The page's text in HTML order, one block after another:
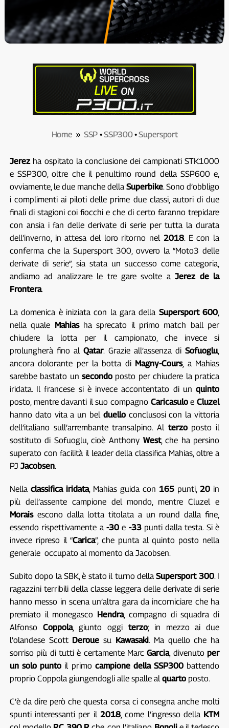
Home » SSP •SSP300•Supersport
Jerezha ospitato la conclusione dei campionati STK1000
e SSP300, oltre che il penultimo round della SSP600 e,
ovviamente, le due manche dellaSuperbike. Sono d’obbligo
i complimenti ai piloti delle prime due classi, autori di due
finali di stagioni coi fiocchi e che di certo faranno trepidare
con ansia i fan delle derivate di serie per tutta la durata
dell’inverno, in attesa del loro ritorno nel 2018. E con la
conferma che la Supersport 300, ovvero la “Moto3 delle
derivate di serie”, sia stata un successo come categoria,
andiamo ad analizzare le tre gare svolte aJerez de la
Frontera.
La domenica è iniziata con la gara della Supersport 600,
nella quale Mahiasha sprecato il primo match ball per
chiudere la lotta per il campionato, che invece si
prolungherà fino alQatar. Grazie all’assenza diSofuoglu,
ancora dolorante per la botta di Magny-Cours, a Mahias
sarebbe bastato unsecondo posto per chiudere la pratica
iridata. Il francese si è invece accontentato di unquinto
posto, mentre davanti il suo compagno CaricasuloeCluzel
hanno dato vita a un bel duelloconclusosi con la vittoria
dell’italiano sull’arrembante transalpino. Al terzoposto il
sostituto di Sofuoglu, cioè Anthony West, che ha persino
superato con facilità il leader della classifica Mahias, oltre a
PJ Jacobsen.
Nella classifica iridata, Mahias guida con 165 punti, 20 in
più dell’assente campione del mondo, mentre Cluzel e
Moraisescono dalla lotta titolata a un round dalla fine,
essendo rispettivamente a -30e -33punti dalla testa. Si è
invece ripreso il “Carica”, che punta al quinto posto nella
generale occupato al momento da Jacobsen.
Subito dopo la SBK, è stato il turno dellaSupersport 300. I
ragazzini terribili della classe leggera delle derivate di serie
hanno messo in scena un’altra gara da incorniciare che ha
premiato il monegasco Hendra, compagno di squadra di
Alfonso Coppola, giunto oggi terzo; in mezzo ai due
l’olandese Scott Deroue su Kawasaki. Ma quello che ha
sorriso più di tutti è certamente MarcGarcia, divenuto per
un solo punto il primo campione della SSP300battendo
proprio Coppola giungendogli alle spalle alquartoposto.
C’è da dire però che questa corsa ci consegna anche molti
spunti interessanti per il 2018, come l’ingresso della KTM